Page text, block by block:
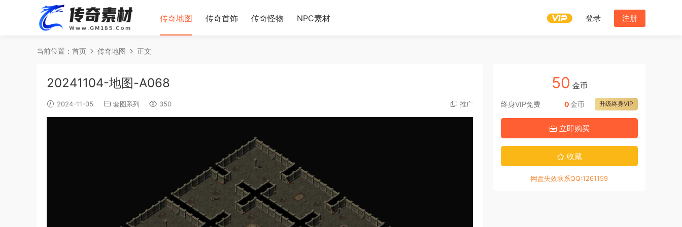
传奇地图 传奇首饰 传奇怪物 NPC素材 登录 注册
当前位置： 首页 传奇地图 正文
20241104-地图-A068
2024-11-05 套图系列 350 推广
50 金币
终身VIP免费 升级终身VIP
0金币
立即购买
收藏
网盘失效联系QQ:1261159